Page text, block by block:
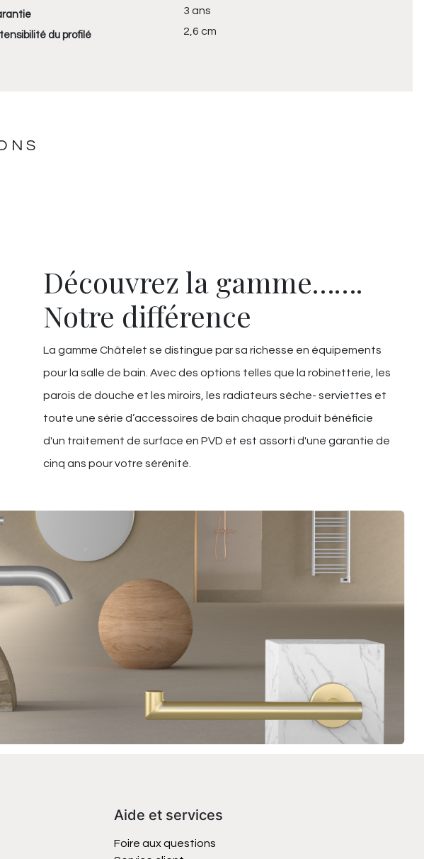
3 ans
du profilé 2,6 cm
Découvrez la gamme…….
Notre différence
La gamme Châtelet se distingue par sa richesse en équipements
pour la salle de bain. Avec des options telles que la robinetterie, les
parois de douche et les miroirs, les radiateurs sèche- serviettes et
toute une série d’accessoires de bain chaque produit bénéficie
d'un traitement de surface en PVD et est assorti d'une garantie de
cinq ans pour votre sérénité.
Aide et services
Foire aux questions